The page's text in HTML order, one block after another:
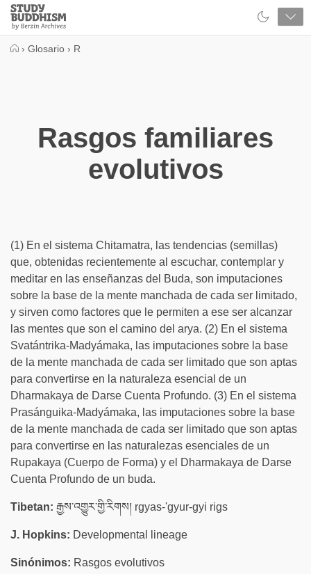
Close
Study
Buddhism
› Glosario › R
Rasgos familiares
evolutivos
(1) En el sistema Chitamatra, las tendencias (semillas)
que, obtenidas recientemente al escuchar, contemplar y
meditar en las enseñanzas del Buda, son imputaciones
sobre la base de la mente manchada de cada ser limitado,
y sirven como factores que le permiten a ese ser alcanzar
las mentes que son el camino del arya. (2) En el sistema
Svatántrika-Madyámaka, las imputaciones sobre la base
de la mente manchada de cada ser limitado que son aptas
para convertirse en la naturaleza esencial de un
Dharmakaya de Darse Cuenta Profundo. (3) En el sistema
Prasánguika-Madyámaka, las imputaciones sobre la base
de la mente manchada de cada ser limitado que son aptas
para convertirse en las naturalezas esenciales de un
Rupakaya (Cuerpo de Forma) y el Dharmakaya de Darse
Cuenta Profundo de un buda.
Tibetan: རྒྱས་འགྱུར་གྱི་རིགས། rgyas-'gyur-gyi rigs
J. Hopkins: Developmental lineage
Sinónimos: Rasgos evolutivos